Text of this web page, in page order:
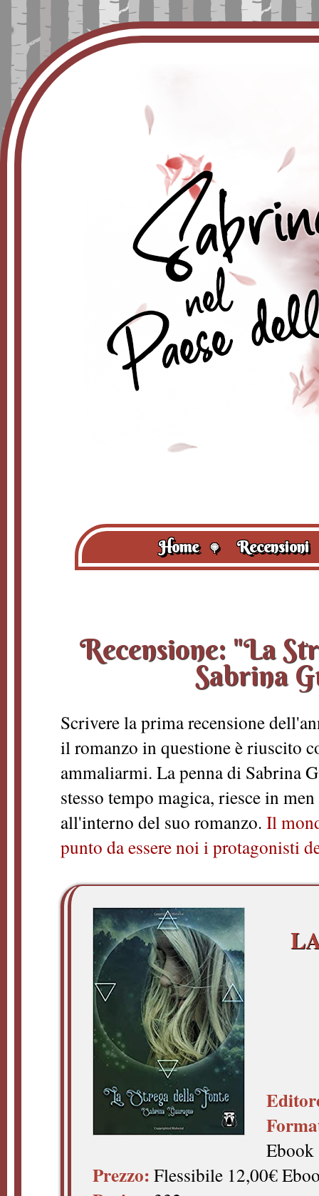
Home 🍭 Recensioni
Recensione: "La
Sabrina
Scrivere la prima recensione
il romanzo in questione è riuscito
ammaliarmi. La penna di Sabrina
stesso tempo magica, riesce in
all'interno del suo romanzo. Il
punto da essere noi i protagonisti
Ebook
Prezzo: Flessibile 12,00€